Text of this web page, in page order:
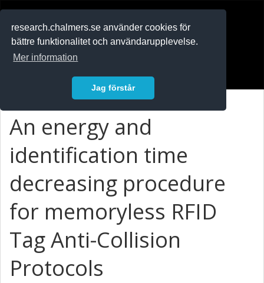
research.chalmers.se använder cookies för
bättre funktionalitet och användarupplevelse.
Mer information
Jag förstår
An energy and
identification time
decreasing procedure
for memoryless RFID
Tag Anti-Collision
Protocols